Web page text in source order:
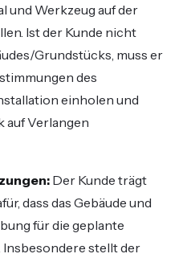
und Werkzeug auf der
Ist der Kunde nicht
Grundstücks, muss er
des
einholen und
Verlangen
Der Kunde trägt
dass das Gebäude und
für die geplante
Insbesondere stellt der